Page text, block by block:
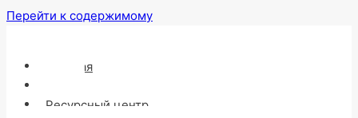
Перейти к содержимому
Главная
Ресурсный центр